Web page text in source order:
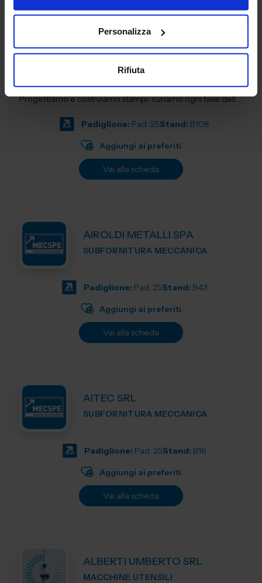
Personalizza
Rifiuta
SUBFORNITURA MECCANICA
Da oltre 40 anni, Aguzzoli srl è il partner tecnico per la
realizzazione di componenti in alluminio pressofuso.
Progettiamo e costruiamo stampi, curiamo ogni fase della
Padiglione: Pad. 25Stand: B108
Aggiungi ai preferiti
Vai alla scheda
AIROLDI METALLI SPA
SUBFORNITURA MECCANICA
Padiglione: Pad. 25Stand: B43
Aggiungi ai preferiti
Vai alla scheda
AITEC SRL
SUBFORNITURA MECCANICA
Padiglione: Pad. 25Stand: B16
Aggiungi ai preferiti
Vai alla scheda
ALBERTI UMBERTO SRL
MACCHINE UTENSILI